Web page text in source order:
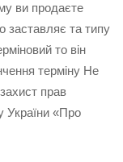
ви продаєте
заставляє та типу
то він
терміну Не
прав
України «Про